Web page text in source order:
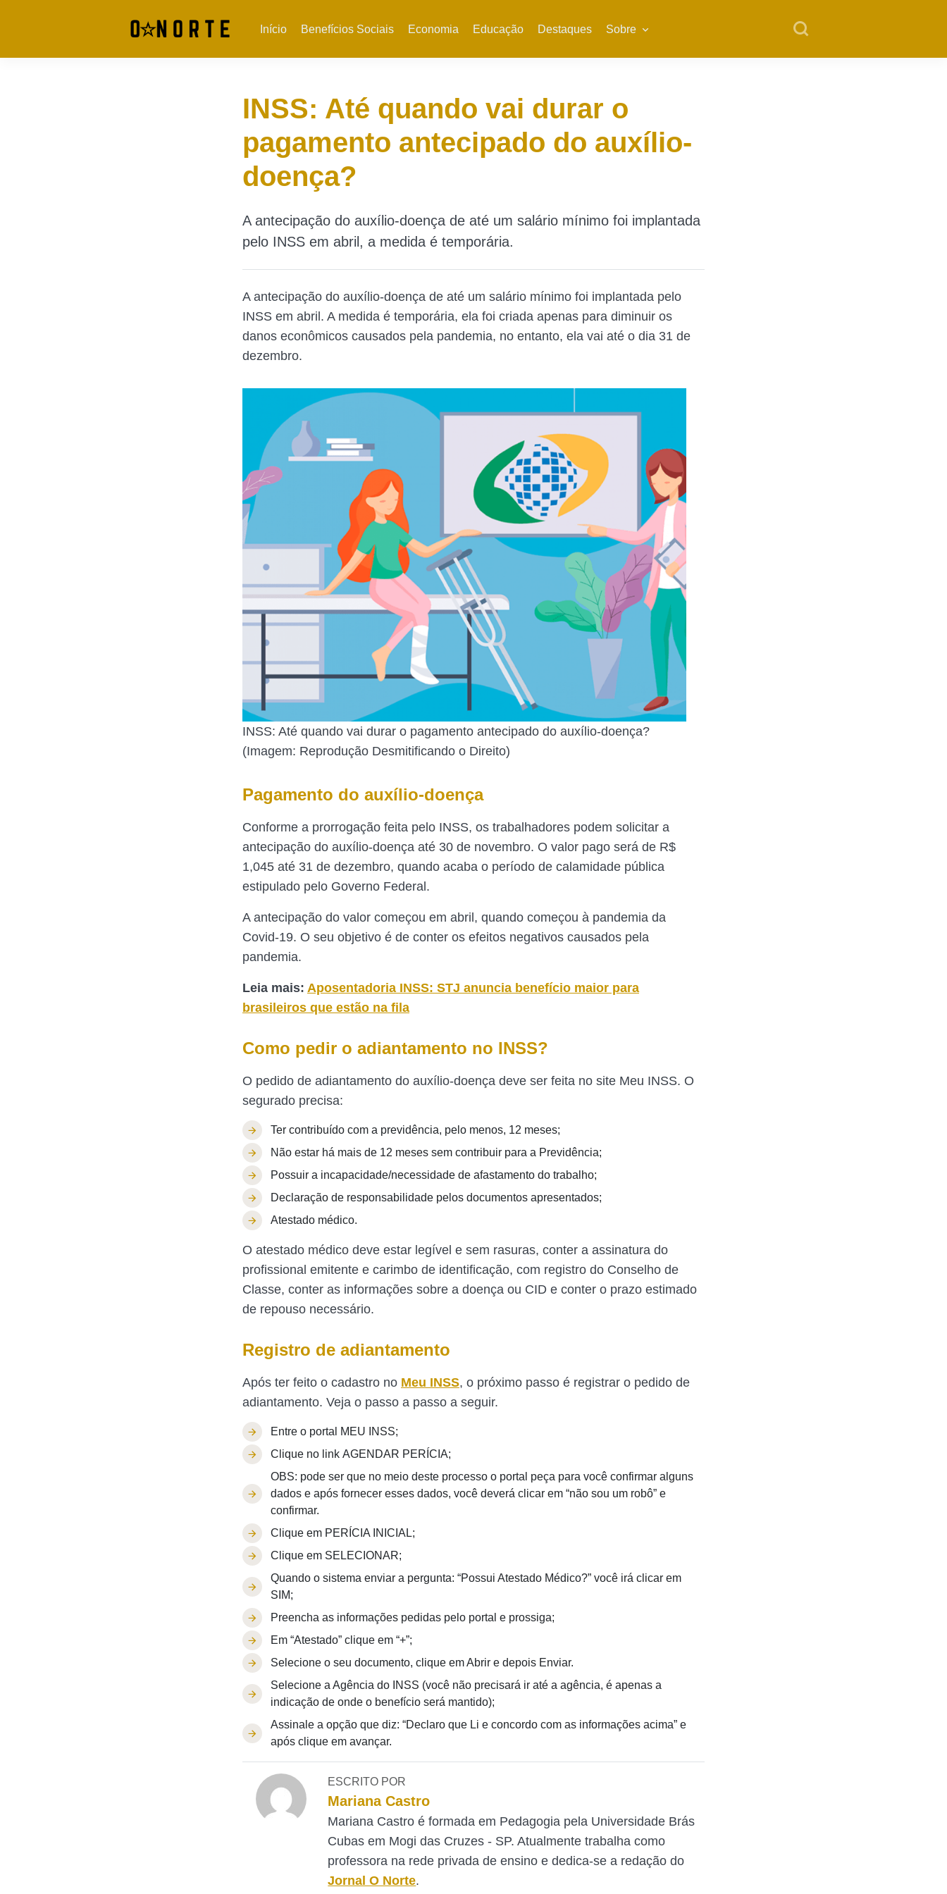
Início Benefícios Sociais Economia Educação Destaques Sobre
INSS: Até quando vai durar o
pagamento antecipado do auxílio-
doença?
A antecipação do auxílio-doença de até um salário mínimo foi implantada
pelo INSS em abril, a medida é temporária.
A antecipação do auxílio-doença de até um salário mínimo foi implantada pelo
INSS em abril. A medida é temporária, ela foi criada apenas para diminuir os
danos econômicos causados pela pandemia, no entanto, ela vai até o dia 31 de
dezembro.
INSS: Até quando vai durar o pagamento antecipado do auxílio-doença?
(Imagem: Reprodução Desmitificando o Direito)
Pagamento do auxílio-doença
Conforme a prorrogação feita pelo INSS, os trabalhadores podem solicitar a
antecipação do auxílio-doença até 30 de novembro. O valor pago será de R$
1,045 até 31 de dezembro, quando acaba o período de calamidade pública
estipulado pelo Governo Federal.
A antecipação do valor começou em abril, quando começou à pandemia da
Covid-19. O seu objetivo é de conter os efeitos negativos causados pela
pandemia.
Leia mais: Aposentadoria INSS: STJ anuncia benefício maior para
brasileiros que estão na fila
Como pedir o adiantamento no INSS?
O pedido de adiantamento do auxílio-doença deve ser feita no site Meu INSS. O
segurado precisa:
Ter contribuído com a previdência, pelo menos, 12 meses;
Não estar há mais de 12 meses sem contribuir para a Previdência;
Possuir a incapacidade/necessidade de afastamento do trabalho;
Declaração de responsabilidade pelos documentos apresentados;
Atestado médico.
O atestado médico deve estar legível e sem rasuras, conter a assinatura do
profissional emitente e carimbo de identificação, com registro do Conselho de
Classe, conter as informações sobre a doença ou CID e conter o prazo estimado
de repouso necessário.
Registro de adiantamento
Após ter feito o cadastro no Meu INSS, o próximo passo é registrar o pedido de
adiantamento. Veja o passo a passo a seguir.
Entre o portal MEU INSS;
Clique no link AGENDAR PERÍCIA;
OBS: pode ser que no meio deste processo o portal peça para você confirmar alguns
dados e após fornecer esses dados, você deverá clicar em “não sou um robô” e
confirmar.
Clique em PERÍCIA INICIAL;
Clique em SELECIONAR;
Quando o sistema enviar a pergunta: “Possui Atestado Médico?” você irá clicar em
SIM;
Preencha as informações pedidas pelo portal e prossiga;
Em “Atestado” clique em “+”;
Selecione o seu documento, clique em Abrir e depois Enviar.
Selecione a Agência do INSS (você não precisará ir até a agência, é apenas a
indicação de onde o benefício será mantido);
Assinale a opção que diz: “Declaro que Li e concordo com as informações acima” e
após clique em avançar.
ESCRITO POR
Mariana Castro
Mariana Castro é formada em Pedagogia pela Universidade Brás
Cubas em Mogi das Cruzes - SP. Atualmente trabalha como
professora na rede privada de ensino e dedica-se a redação do
Jornal O Norte.